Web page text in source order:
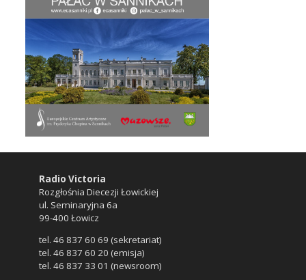
Radio Victoria
Rozgłośnia Diecezji Łowickiej
ul. Seminaryjna 6a
99-400 Łowicz
tel. 46 837 60 69 (sekretariat)
tel. 46 837 60 20 (emisja)
tel. 46 837 33 01 (newsroom)